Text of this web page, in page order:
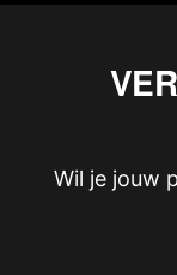
Wil je jouw